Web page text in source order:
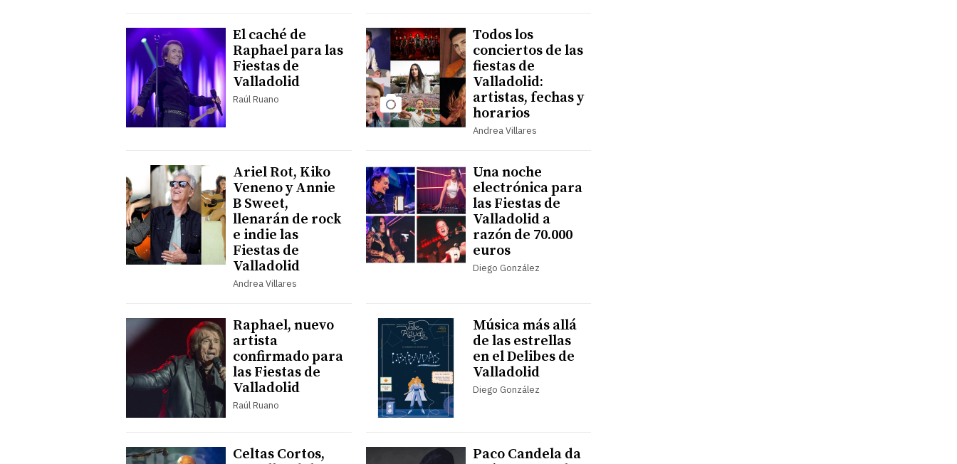
El caché de
Raphael para las
Fiestas de
Valladolid
Raúl Ruano
Todos los
conciertos de las
fiestas de
Valladolid:
artistas, fechas y
horarios
Andrea Villares
Ariel Rot, Kiko
Veneno y Annie
B Sweet,
llenarán de rock
e indie las
Fiestas de
Valladolid
Andrea Villares
Una noche
electrónica para
las Fiestas de
Valladolid a
razón de 70.000
euros
Diego González
Raphael, nuevo
artista
confirmado para
las Fiestas de
Valladolid
Raúl Ruano
Música más allá
de las estrellas
en el Delibes de
Valladolid
Diego González
Celtas Cortos,
Paco Candela da